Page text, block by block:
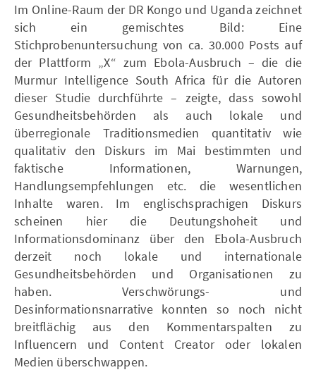
Im Online-Raum der DR Kongo und Uganda zeichnet
sich ein gemischtes Bild: Eine
Stichprobenuntersuchung von ca. 30.000 Posts auf
der Plattform „X“ zum Ebola-Ausbruch – die die
Murmur Intelligence South Africa für die Autoren
dieser Studie durchführte – zeigte, dass sowohl
Gesundheitsbehörden als auch lokale und
überregionale Traditionsmedien quantitativ wie
qualitativ den Diskurs im Mai bestimmten und
faktische Informationen, Warnungen,
Handlungsempfehlungen etc. die wesentlichen
Inhalte waren. Im englischsprachigen Diskurs
scheinen hier die Deutungshoheit und
Informationsdominanz über den Ebola-Ausbruch
derzeit noch lokale und internationale
Gesundheitsbehörden und Organisationen zu
haben. Verschwörungs- und
Desinformationsnarrative konnten so noch nicht
breitflächig aus den Kommentarspalten zu
Influencern und Content Creator oder lokalen
Medien überschwappen.